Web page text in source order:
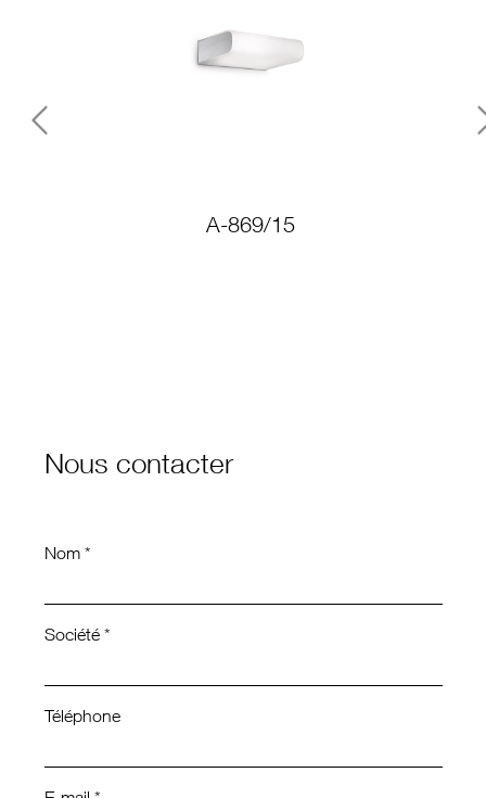
Previous
A-869/15
Nous contacter
Nom *
Société *
Téléphone